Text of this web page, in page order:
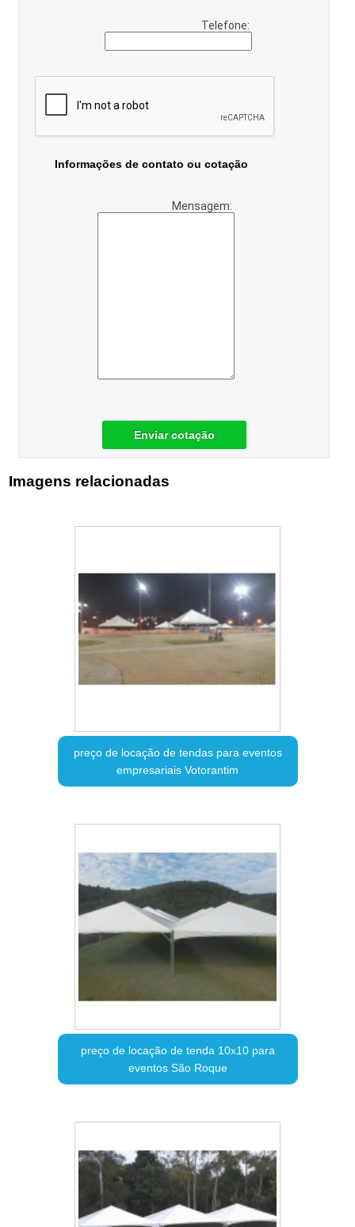
Telefone:
Informações de contato ou cotação
Mensagem:
Enviar cotação
Imagens relacionadas
preço de locação de tendas para eventos
empresariais Votorantim
preço de locação de tenda 10x10 para
eventos São Roque